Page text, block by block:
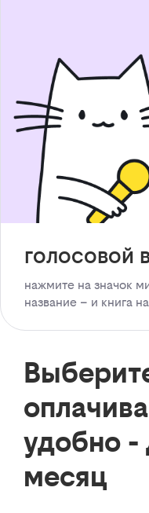
голосовой
нажмите на значок
название – и книга
удобно -
месяц